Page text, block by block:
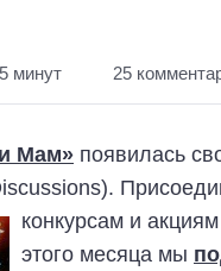
минут 25
Мам» появилась
конкурсам и
этого месяца мы